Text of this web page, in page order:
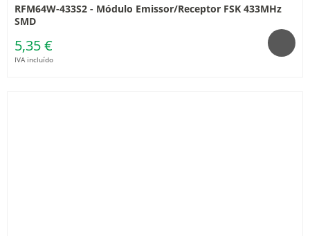
RFM64W-433S2 - Módulo Emissor/Receptor FSK 433MHz
SMD
5,35 €
IVA incluído